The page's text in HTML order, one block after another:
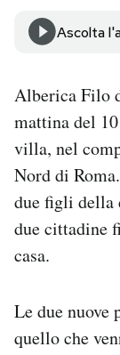
CALENDARIO
AREA
Area
Newsletter
Notifiche
Regala il
Hai
Ascolta
Alberica Filo
mattina del
villa, nel
Nord di
due figli della
due cittadine
casa.
Le due nuove
quello che